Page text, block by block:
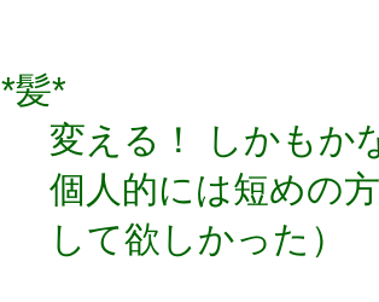
*髪*
変える！ しかもか
個人的には短めの
して欲しかった）